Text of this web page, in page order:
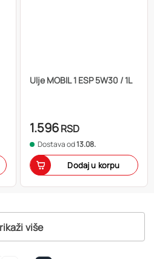
Ulje MOBIL 1 ESP 5W30 / 1L
1.596RSD
Dostava od13.08.
Dodaj u korpu
više